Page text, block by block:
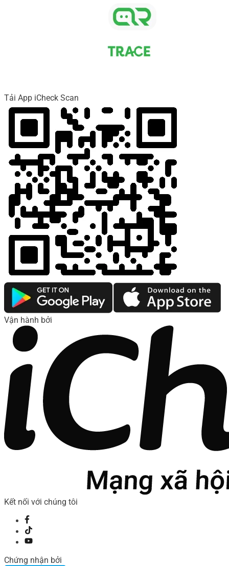
Tải App iCheck Scan
Vận hành bởi
Kết nối với chúng tôi
Chứng nhận bởi